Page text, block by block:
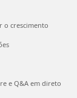
o crescimento
e Q&A em direto